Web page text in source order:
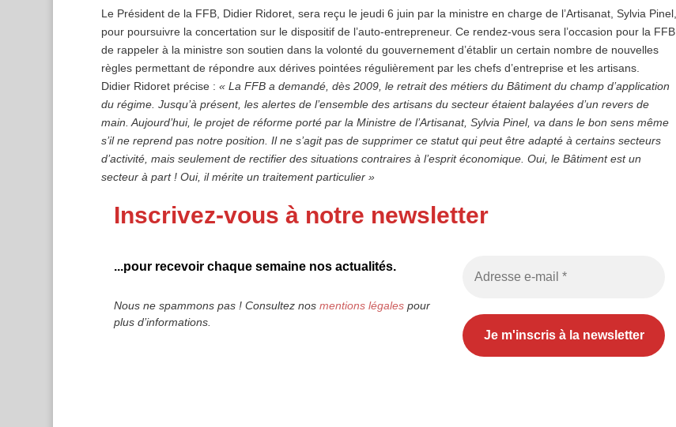
Le Président de la FFB, Didier Ridoret, sera reçu le jeudi 6 juin par la ministre en charge de l’Artisanat, Sylvia Pinel,
pour poursuivre la concertation sur le dispositif de l’auto-entrepreneur. Ce rendez-vous sera l’occasion pour la FFB
de rappeler à la ministre son soutien dans la volonté du gouvernement d’établir un certain nombre de nouvelles
règles permettant de répondre aux dérives pointées régulièrement par les chefs d’entreprise et les artisans.
Didier Ridoret précise : « La FFB a demandé, dès 2009, le retrait des métiers du Bâtiment du champ d’application
du régime. Jusqu’à présent, les alertes de l’ensemble des artisans du secteur étaient balayées d’un revers de
main. Aujourd’hui, le projet de réforme porté par la Ministre de l’Artisanat, Sylvia Pinel, va dans le bon sens même
s’il ne reprend pas notre position. Il ne s’agit pas de supprimer ce statut qui peut être adapté à certains secteurs
d’activité, mais seulement de rectifier des situations contraires à l’esprit économique. Oui, le Bâtiment est un
secteur à part ! Oui, il mérite un traitement particulier »
Inscrivez-vous à notre newsletter
...pour recevoir chaque semaine nos actualités.
Nous ne spammons pas ! Consultez nos mentions légalespour
plus d’informations.